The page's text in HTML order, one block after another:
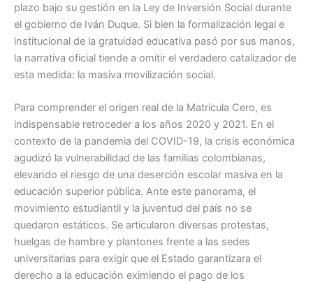
plazo bajo su gestión en la Ley de Inversión Social durante
el gobierno de Iván Duque. Si bien la formalización legal e
institucional de la gratuidad educativa pasó por sus manos,
la narrativa oficial tiende a omitir el verdadero catalizador de
esta medida: la masiva movilización social.
Para comprender el origen real de la Matrícula Cero, es
indispensable retroceder a los años 2020 y 2021. En el
contexto de la pandemia del COVID-19, la crisis económica
agudizó la vulnerabilidad de las familias colombianas,
elevando el riesgo de una deserción escolar masiva en la
educación superior pública. Ante este panorama, el
movimiento estudiantil y la juventud del país no se
quedaron estáticos. Se articularon diversas protestas,
huelgas de hambre y plantones frente a las sedes
universitarias para exigir que el Estado garantizara el
derecho a la educación eximiendo el pago de los